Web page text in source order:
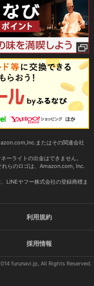
またはその関連会社
ーライトの出金はできません。
らのロゴは、Amazon.com, Inc.
LINEヤフー株式会社の登録商標ま
利用規約
採用情報
furunavi.jp, All Rights Reserved.